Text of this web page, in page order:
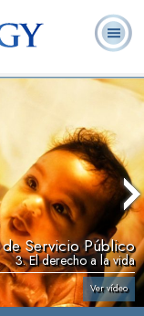
Preguntas más
Libros
de Servicio Público
3. El derecho a la vida
Ver vídeo